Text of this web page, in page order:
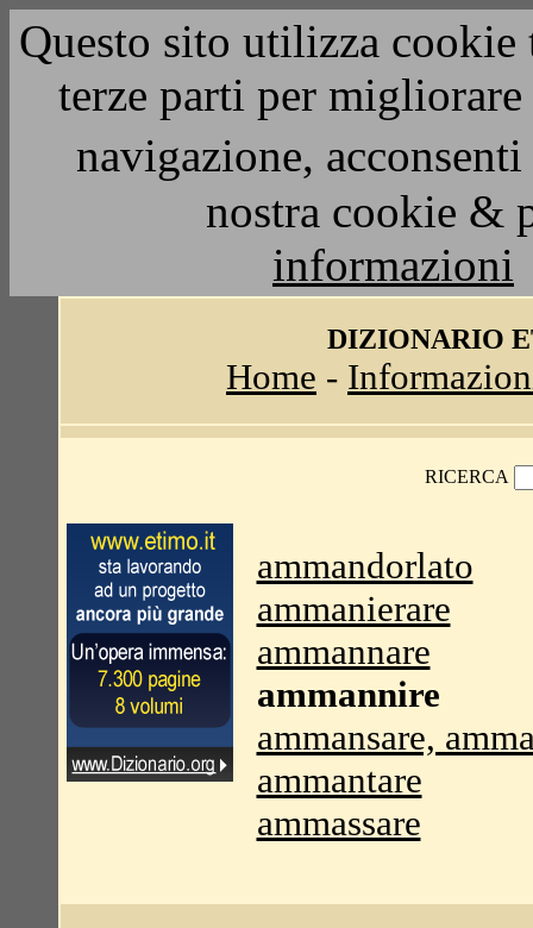
Questo sito utilizza
terze parti per
navigazione,
nostra cookie &
informazioni
DIZIONARIO
Home -
RICERCA
ammandorlato
ammanierare
ammannare
ammannire
ammansare,
ammantare
ammassare